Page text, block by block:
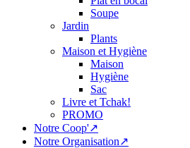
Soupe
Jardin
Plants
Maison et Hygiène
Maison
Hygiène
Sac
Livre et Tchak!
PROMO
Notre Coop'↗
Notre Organisation↗